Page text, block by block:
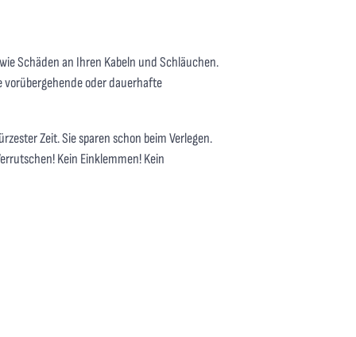
Schäden an Ihren Kabeln und Schläuchen.
oder dauerhafte
Zeit. Sie sparen schon beim Verlegen.
Kein Einklemmen! Kein